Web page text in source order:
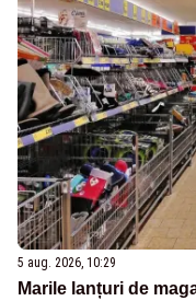
5 aug. 2026, 10:29
Marile lanțuri de